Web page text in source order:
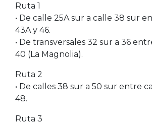
Ruta 1
• De calle 25A sur a calle 38 sur
43A y 46.
• De transversales 32 sur a 36
40 (La Magnolia).
Ruta 2
• De calles 38 sur a 50 sur entre
48.
Ruta 3